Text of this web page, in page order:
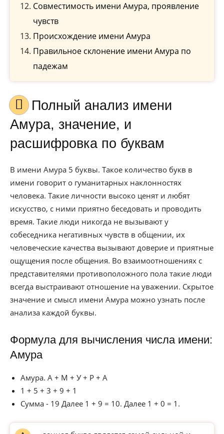
Совместимость имени Амура, проявление
чувств
Происхождение имени Амура
Правильное склонение имени Амура по
падежам
Полный анализ имени
Амура, значение, и
расшифровка по буквам
В имени Амура 5 буквы. Такое количество букв в
имени говорит о гуманитарных наклонностях
человека. Такие личности высоко ценят и любят
искусство, с ними приятно беседовать и проводить
время. Такие люди никогда не вызывают у
собеседника негативных чувств в общении, их
человеческие качества вызывают доверие и приятные
ощущения после общения. Во взаимоотношениях с
представителями противоположного пола такие люди
всегда выстраивают отношение на уважении. Скрытое
значение и смысл имени Амура можно узнать после
анализа каждой буквы.
Формула для вычисления числа имени:
Амура
Амура. А + М + У + Р + А
1 + 5 + 3 + 9 + 1
Сумма - 19 Далее 1 + 9 = 10. Далее 1 + 0 = 1.